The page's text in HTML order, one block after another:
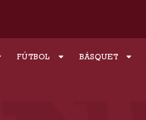
FÚTBOL BÁSQUET